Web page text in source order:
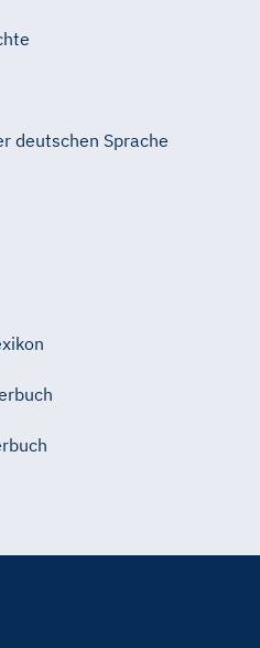
deutschen Sprache